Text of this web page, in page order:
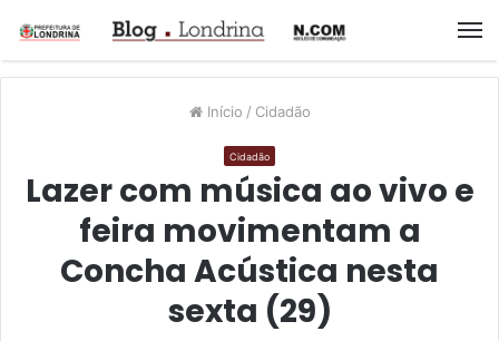
Início / Cidadão
Cidadão
Lazer com música ao vivo e
feira movimentam a
Concha Acústica nesta
sexta (29)